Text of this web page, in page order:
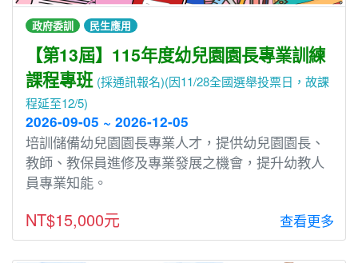
政府委訓 民生應用
【第13屆】115年度幼兒園園長專業訓練
課程專班 (採通訊報名)(因11/28全國選舉投票日，故課
程延至12/5)
2026-09-05 ~ 2026-12-05
培訓儲備幼兒園園長專業人才，提供幼兒園園長、
教師、教保員進修及專業發展之機會，提升幼教人
員專業知能。
NT$15,000元 查看更多